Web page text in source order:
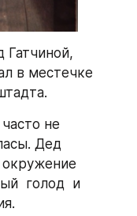
Гатчиной,
в местечке
не
Дед
окружение
голод  и